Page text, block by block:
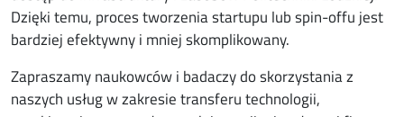
Dzięki temu, proces tworzenia startupu lub spin-offu jest
bardziej efektywny i mniej skomplikowany.
Zapraszamy naukowców i badaczy do skorzystania z
naszych usług w zakresie transferu technologii,